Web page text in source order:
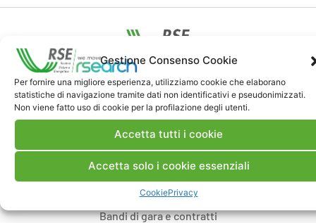
Gestione Consenso Cookie
Per fornire una migliore esperienza, utilizziamo cookie che elaborano
statistiche di navigazione tramite dati non identificativi e pseudonimizzati.
Non viene fatto uso di cookie per la profilazione degli utenti.
Accetta tutti i cookie
Accetta solo i cookie essenziali
CookiePrivacy
Contatti
Dove siamo
Bandi di gara e contratti